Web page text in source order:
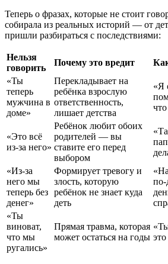
Теперь о фразах, которые не стоит
собирала из реальных историй — от
пришли разбираться с последствиями:
Нельзя
говорить
Почему это вредит
«Ты
теперь
мужчина в
доме»
Перекладывает на
ребёнка взрослую
ответственность,
лишает детства
«Я
«Это всё
из-за него»
Ребёнок любит обоих
родителей — вы
ставите его перед
выбором
«Из-за
него мы
теперь без
денег»
Формирует тревогу и
злость, которую
ребёнок не знает куда
деть
по-
«Ты
виноват,
что мы
ругались»
Прямая травма, которая
может остаться на годы